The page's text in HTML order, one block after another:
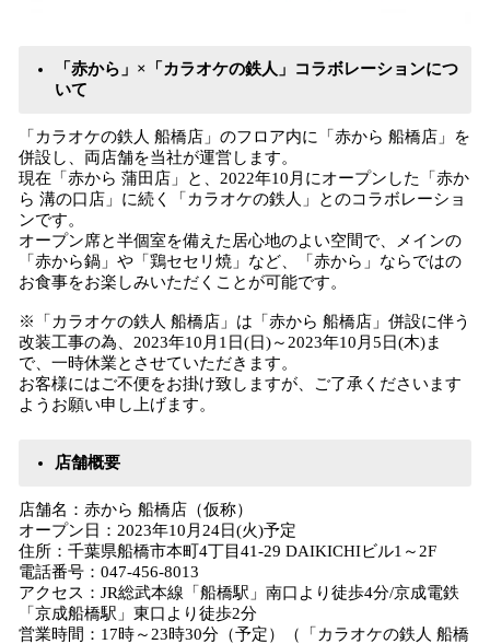
「赤から」×「カラオケの鉄人」コラボレーションにつ
いて
「カラオケの鉄人 船橋店」のフロア内に「赤から 船橋店」を
併設し、両店舗を当社が運営します。
現在「赤から 蒲田店」と、2022年10月にオープンした「赤か
ら 溝の口店」に続く「カラオケの鉄人」とのコラボレーショ
ンです。
オープン席と半個室を備えた居心地のよい空間で、メインの
「赤から鍋」や「鶏セセリ焼」など、「赤から」ならではの
お食事をお楽しみいただくことが可能です。
※「カラオケの鉄人 船橋店」は「赤から 船橋店」併設に伴う
改装工事の為、2023年10月1日(日)～2023年10月5日(木)ま
で、一時休業とさせていただきます。
お客様にはご不便をお掛け致しますが、ご了承くださいます
ようお願い申し上げます。
店舗概要
店舗名：赤から 船橋店（仮称）
オープン日：2023年10月24日(火)予定
住所：千葉県船橋市本町4丁目41-29 DAIKICHIビル1～2F
電話番号：047-456-8013
アクセス：JR総武本線「船橋駅」南口より徒歩4分/京成電鉄
「京成船橋駅」東口より徒歩2分
営業時間：17時～23時30分（予定）（「カラオケの鉄人 船橋